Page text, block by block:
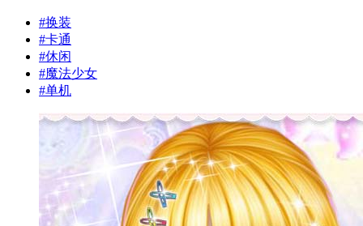
#换装
#卡通
#休闲
#魔法少女
#单机